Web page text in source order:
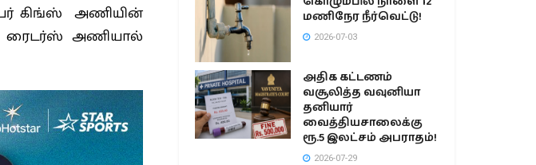
கிங்ஸ் அணியின்
ரைடர்ஸ் அணியால்
மணிநேர நீர்வெட்டு!
2026-07-03
அதிக கட்டணம்
வசூலித்த வவுனியா
தனியார்
வைத்தியசாலைக்கு
ரூ.5 இலட்சம் அபராதம்!
2026-07-29